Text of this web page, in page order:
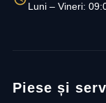
Luni – Vineri:
Piese și